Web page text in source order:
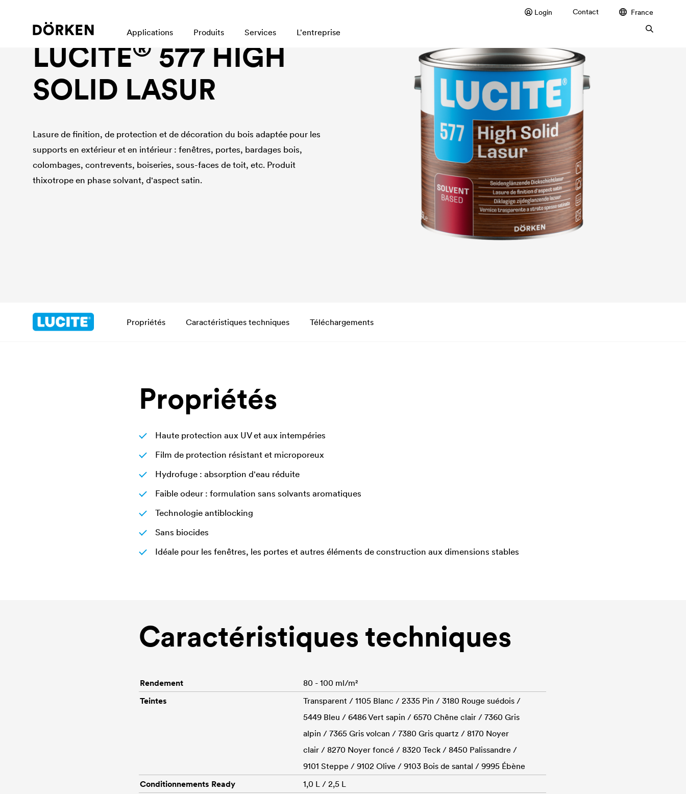
Login Contact France
Applications Produits Services L'entreprise
Lasures pour bois
LUCITE® 577 HIGH
SOLID LASUR
Lasure de finition, de protection et de décoration du bois adaptée pour les
supports en extérieur et en intérieur : fenêtres, portes, bardages bois,
colombages, contrevents, boiseries, sous-faces de toit, etc. Produit
thixotrope en phase solvant, d'aspect satin.
Propriétés Caractéristiques techniques Téléchargements
Propriétés
Haute protection aux UV et aux intempéries
Film de protection résistant et microporeux
Hydrofuge : absorption d'eau réduite
Faible odeur : formulation sans solvants aromatiques
Technologie antiblocking
Sans biocides
Idéale pour les fenêtres, les portes et autres éléments de construction aux dimensions stables
Caractéristiques techniques
Rendement
80 - 100 ml/m²
Teintes
Transparent / 1105 Blanc / 2335 Pin / 3180 Rouge suédois /
5449 Bleu / 6486 Vert sapin / 6570 Chêne clair / 7360 Gris
alpin / 7365 Gris volcan / 7380 Gris quartz / 8170 Noyer
clair / 8270 Noyer foncé / 8320 Teck / 8450 Palissandre /
9101 Steppe / 9102 Olive / 9103 Bois de santal / 9995 Ébène
Conditionnements Ready
1,0 L / 2,5 L